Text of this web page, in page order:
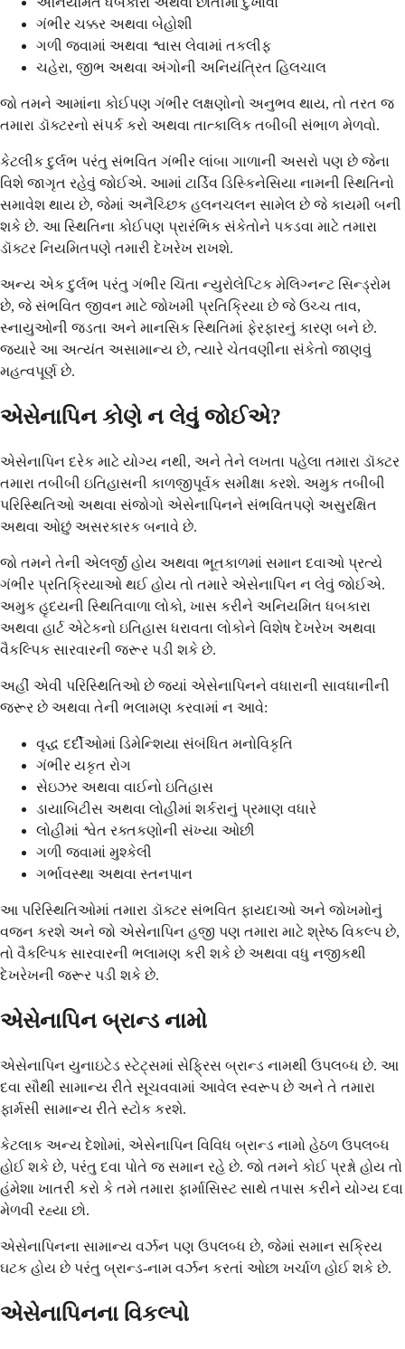
ગંભીર ચક્કર અથવા બેહોશી
ગળી જવામાં અથવા શ્વાસ લેવામાં તકલીફ
ચહેરા, જીભ અથવા અંગોની અનિયંત્રિત હિલચાલ
જો તમને આમાંના કોઈપણ ગંભીર લક્ષણોનો અનુભવ થાય, તો તરત જ
તમારા ડૉક્ટરનો સંપર્ક કરો અથવા તાત્કાલિક તબીબી સંભાળ મેળવો.
કેટલીક દુર્લભ પરંતુ સંભવિત ગંભીર લાંબા ગાળાની અસરો પણ છે જેના
વિશે જાગૃત રહેવું જોઈએ. આમાં ટાર્ડિવ ડિસ્કિનેસિયા નામની સ્થિતિનો
સમાવેશ થાય છે, જેમાં અનૈચ્છિક હલનચલન સામેલ છે જે કાયમી બની
શકે છે. આ સ્થિતિના કોઈપણ પ્રારંભિક સંકેતોને પકડવા માટે તમારા
ડૉક્ટર નિયમિતપણે તમારી દેખરેખ રાખશે.
અન્ય એક દુર્લભ પરંતુ ગંભીર ચિંતા ન્યુરોલેપ્ટિક મેલિગ્નન્ટ સિન્ડ્રોમ
છે, જે સંભવિત જીવન માટે જોખમી પ્રતિક્રિયા છે જે ઉચ્ચ તાવ,
સ્નાયુઓની જડતા અને માનસિક સ્થિતિમાં ફેરફારનું કારણ બને છે.
જ્યારે આ અત્યંત અસામાન્ય છે, ત્યારે ચેતવણીના સંકેતો જાણવું
મહત્વપૂર્ણ છે.
એસેનાપિન કોણે ન લેવું જોઈએ?
એસેનાપિન દરેક માટે યોગ્ય નથી, અને તેને લખતા પહેલા તમારા ડૉક્ટર
તમારા તબીબી ઇતિહાસની કાળજીપૂર્વક સમીક્ષા કરશે. અમુક તબીબી
પરિસ્થિતિઓ અથવા સંજોગો એસેનાપિનને સંભવિતપણે અસુરક્ષિત
અથવા ઓછું અસરકારક બનાવે છે.
જો તમને તેની એલર્જી હોય અથવા ભૂતકાળમાં સમાન દવાઓ પ્રત્યે
ગંભીર પ્રતિક્રિયાઓ થઈ હોય તો તમારે એસેનાપિન ન લેવું જોઈએ.
અમુક હૃદયની સ્થિતિવાળા લોકો, ખાસ કરીને અનિયમિત ધબકારા
અથવા હાર્ટ એટેકનો ઇતિહાસ ધરાવતા લોકોને વિશેષ દેખરેખ અથવા
વૈકલ્પિક સારવારની જરૂર પડી શકે છે.
અહીં એવી પરિસ્થિતિઓ છે જ્યાં એસેનાપિનને વધારાની સાવધાનીની
જરૂર છે અથવા તેની ભલામણ કરવામાં ન આવે:
વૃદ્ધ દર્દીઓમાં ડિમેન્શિયા સંબંધિત મનોવિકૃતિ
ગંભીર યકૃત રોગ
સેઇઝર અથવા વાઈનો ઇતિહાસ
ડાયાબિટીસ અથવા લોહીમાં શર્કરાનું પ્રમાણ વધારે
લોહીમાં શ્વેત રક્તકણોની સંખ્યા ઓછી
ગળી જવામાં મુશ્કેલી
ગર્ભાવસ્થા અથવા સ્તનપાન
આ પરિસ્થિતિઓમાં તમારા ડૉક્ટર સંભવિત ફાયદાઓ અને જોખમોનું
વજન કરશે અને જો એસેનાપિન હજી પણ તમારા માટે શ્રેષ્ઠ વિકલ્પ છે,
તો વૈકલ્પિક સારવારની ભલામણ કરી શકે છે અથવા વધુ નજીકથી
દેખરેખની જરૂર પડી શકે છે.
એસેનાપિન બ્રાન્ડ નામો
એસેનાપિન યુનાઇટેડ સ્ટેટ્સમાં સેફ્રિસ બ્રાન્ડ નામથી ઉપલબ્ધ છે. આ
દવા સૌથી સામાન્ય રીતે સૂચવવામાં આવેલ સ્વરૂપ છે અને તે તમારા
ફાર્મસી સામાન્ય રીતે સ્ટોક કરશે.
કેટલાક અન્ય દેશોમાં, એસેનાપિન વિવિધ બ્રાન્ડ નામો હેઠળ ઉપલબ્ધ
હોઈ શકે છે, પરંતુ દવા પોતે જ સમાન રહે છે. જો તમને કોઈ પ્રશ્નો હોય તો
હંમેશા ખાતરી કરો કે તમે તમારા ફાર્માસિસ્ટ સાથે તપાસ કરીને યોગ્ય દવા
મેળવી રહ્યા છો.
એસેનાપિનના સામાન્ય વર્ઝન પણ ઉપલબ્ધ છે, જેમાં સમાન સક્રિય
ઘટક હોય છે પરંતુ બ્રાન્ડ-નામ વર્ઝન કરતાં ઓછા ખર્ચાળ હોઈ શકે છે.
એસેનાપિનના વિકલ્પો